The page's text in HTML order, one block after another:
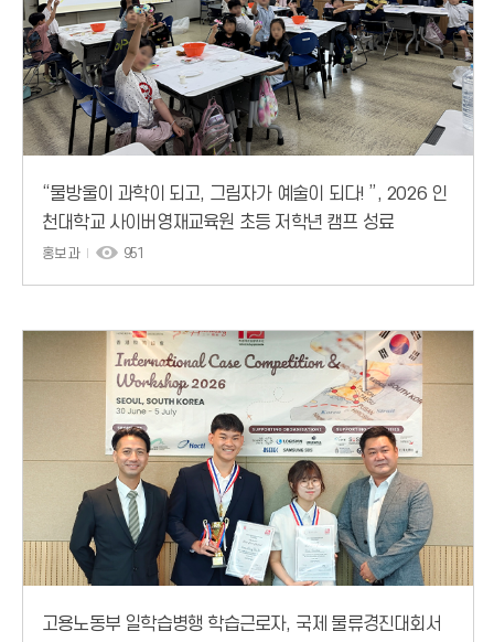
“물방울이 과학이 되고, 그림자가 예술이 되다! ”, 2026 인
천대학교 사이버영재교육원 초등 저학년 캠프 성료
홍보과 951
고용노동부 일학습병행 학습근로자, 국제 물류경진대회서